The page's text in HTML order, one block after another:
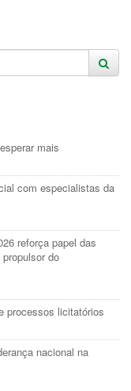
mais
com especialistas da
reforça papel das
do
processos licitatórios
nacional na